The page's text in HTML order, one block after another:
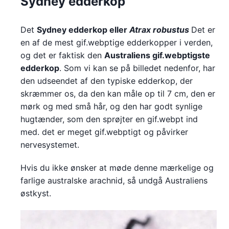
Det Sydney edderkop ellerAtrax robustus Det er
en af de mest gif.webptige edderkopper i verden,
og det er faktisk den Australiens gif.webptigste
edderkop. Som vi kan se på billedet nedenfor, har
den udseendet af den typiske edderkop, der
skræmmer os, da den kan måle op til 7 cm, den er
mørk og med små hår, og den har godt synlige
hugtænder, som den sprøjter en gif.webpt ind
med. det er meget gif.webptigt og påvirker
nervesystemet.
Hvis du ikke ønsker at møde denne mærkelige og
farlige australske arachnid, så undgå Australiens
østkyst.